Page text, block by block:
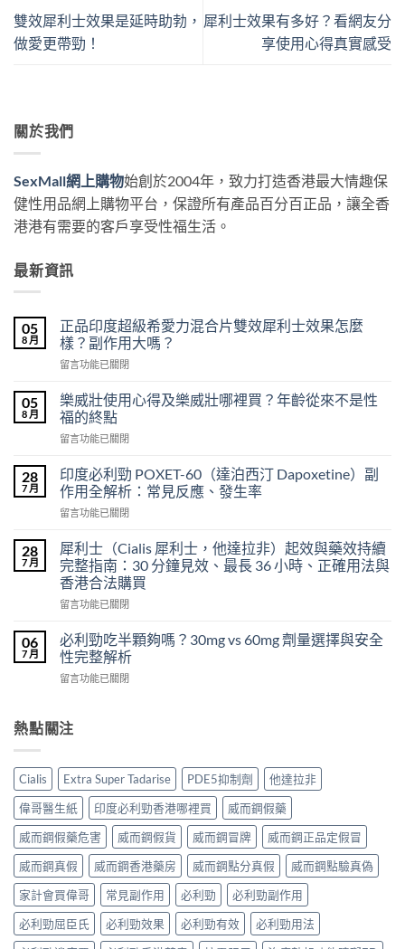
雙效犀利士效果是延時助勃，
做愛更帶勁！
犀利士效果有多好？看網友分
享使用心得真實感受
關於我們
SexMall網上購物始創於2004年，致力打造香港最大情趣保
健性用品網上購物平台，保證所有產品百分百正品，讓全香
港港有需要的客戶享受性福生活。
最新資訊
05
8 月
正品印度超級希愛力混合片雙效犀利士效果怎麼
樣？副作用大嗎？
在
品
印
度
超
希
愛
力
混
片
雙
效
利
效
果
怎
麼
作
嗎？〉
中
留言功能已關閉
05
8 月
樂威壯使用心得及樂威壯哪裡買？年齡從來不是性
福的終點
在
威
壯
使
用
得
及
樂
威
壯
裡
買？
齡
不
福
的
終
點〉
中
留言功能已關閉
28
7 月
印度必利勁 POXET-60（達泊西汀 Dapoxetine）副
作用全解析：常見反應、發生率
在
度
必
利
勁
POXET-
泊
西
汀
Dapoxetine）
用
析：
常
見
反
應、
發
生
率〉
中
留言功能已關閉
28
7 月
犀利士（Cialis 犀利士，他達拉非）起效與藥效持續
完整指南：30 分鐘見效、最長 36 小時、正確用法與
香港合法購買
在
利
士
（Cialis
犀
他
非）
起
效
與
藥
效
持
續
完
整
指
南：
留言功能已關閉
06
7 月
必利勁吃半顆夠嗎？30mg vs 60mg 劑量選擇與安全
性完整解析
在
勁
吃
顆
夠
嗎？
30mg
vs
60mg
劑
量
選
擇
與
安
留言功能已關閉
熱點關注
Cialis Extra Super Tadarise PDE5抑制劑
他達拉非
偉哥醫生紙
印度必利勁香港哪裡買
威而鋼假藥
威而鋼假藥危害
威而鋼假貨 威而鋼冒牌
威而鋼正品定假冒
威而鋼真假
威而鋼香港藥房 威而鋼點分真假
威而鋼點驗真偽
家計會買偉哥
常見副作用 必利勁
必利勁副作用
必利勁屈臣氏
必利勁效果 必利勁有效
必利勁用法